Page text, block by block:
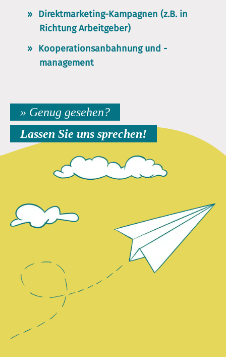
Direktmarketing-Kampagnen (z.B. in
Richtung Arbeitgeber)
Kooperationsanbahnung und -
management
» Genug gesehen?
Lassen Sie uns sprechen!